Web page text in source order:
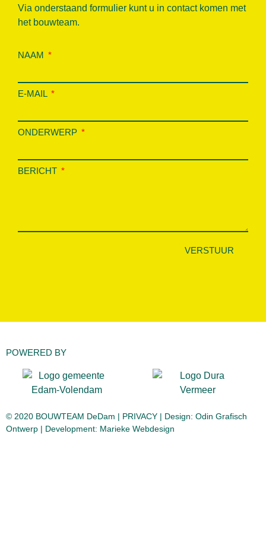
Via onderstaand formulier kunt u in contact komen met
het bouwteam.
NAAM
E-MAIL
ONDERWERP
BERICHT
VERSTUUR
POWERED BY
© 2020 BOUWTEAM DeDam | PRIVACY | Design: Odin Grafisch
Ontwerp | Development: Marieke Webdesign